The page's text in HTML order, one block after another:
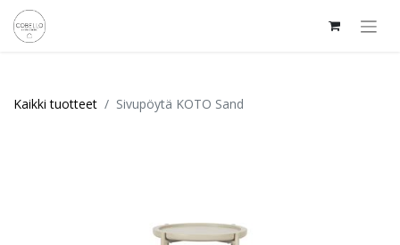
Kaikki tuotteet Sivupöytä KOTO Sand